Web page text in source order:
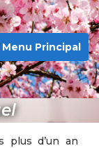
Menu Principal
plus d’un an